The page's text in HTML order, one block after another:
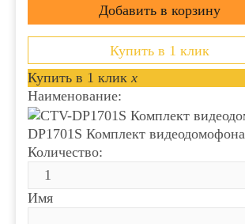
Купить в 1 клик
Купить в 1 клик x
Наименование:
DP1701S Комплект видеодомофона
Количество:
Имя